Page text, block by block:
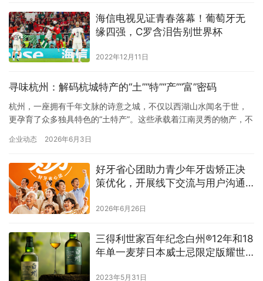
于东莞市智邦食品有限公司，是专注于粉面领域的食品综合服务…
海信电视见证青春落幕！葡萄牙无
缘四强，C罗含泪告别世界杯
2022年12月11日
寻味杭州：解码杭城特产的“土”“特”“产”“富”密码
杭州，一座拥有千年文脉的诗意之城，不仅以西湖山水闻名于世，
更孕育了众多独具特色的“土特产”。这些承载着江南灵秀的物产，不
一同解码杭州特产的“土”“特”“产”“富”密码，探寻其背后的深厚底蕴与
根于这片土地的自然禀赋。西湖龙井茶，作为中国十大名…
企业动态 2026年6月3日
好牙省心团助力青少年牙齿矫正决
策优化，开展线下交流与用户沟通
2026年6月26日
三得利世家百年纪念白州®12年和18
年单一麦芽日本威士忌限定版耀世
2023年5月31日